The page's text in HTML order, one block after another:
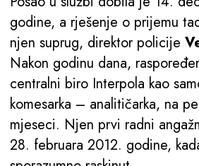
godine, a rješenje o prijemu
njen suprug, direktor policije
Nakon godinu dana,
centralni biro Interpola kao
komesarka – analitičarka, na
mjeseci. Njen prvi radni
28. februara 2012. godine,